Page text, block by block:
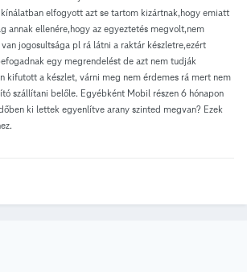
kínálatban elfogyott azt se tartom kizártnak,hogy emiatt
annak ellenére,hogy az egyeztetés megvolt,nem
jogosultsága pl rá látni a raktár készletre,ezért
egy megrendelést de azt nem tudják
kifutott a készlet, várni meg nem érdemes rá mert nem
szállítani belőle. Egyébként Mobil részen 6 hónapon
ki lettek egyenlítve arany szinted megvan? Ezek